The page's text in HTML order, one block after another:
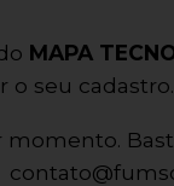
MAPA
o seu cadastro.